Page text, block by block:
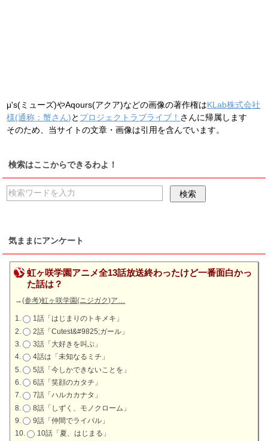
μ's(ミューズ)やAqours(アクア)などの画像の著作権はKLab株式会社
様(通称：蟹さん)と プロジェクトラブライブ！ さんに帰属します
そのため、当サイトの文章・画像は引用を含んでいます。
検索はここからできるわよ！
気ままにアンケート
虹ヶ咲学園アニメ全13話放送終わったけど一番面白かっ
た話は？
→(参考)虹ヶ咲学園(ニジガク)ア…
1話「はじまりのトキメキ」
2話「Cutest&#9825;ガール」
3話「大好きを叫ぶ」
4話は「未知なるミチ」
5話「今しかできないことを」
6話「笑顔のカタチ」
7話「ハルカカナタ」
8話「しずく、モノクローム」
9話「仲間でライバル」
10話「夏、はじまる」